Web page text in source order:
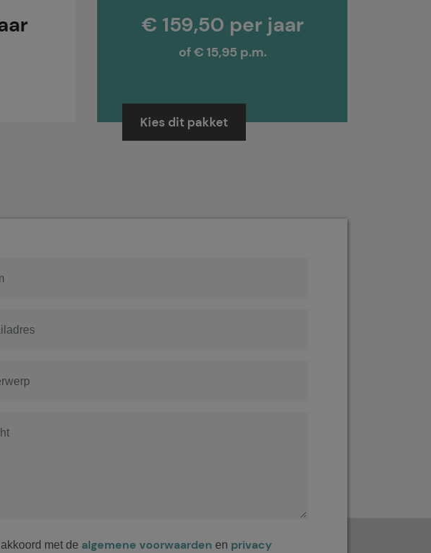
€ 159,50 per jaar
of € 15,95 p.m.
Kies dit pakket
akkoord met de algemene voorwaarden en privacy